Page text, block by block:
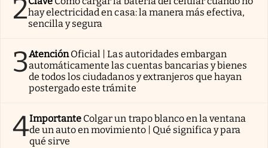
2hay electricidad en casa: la manera más efectiva,
sencilla y segura
3AtenciónOficial | Las autoridades embargan
automáticamente las cuentas bancarias y bienes
de todos los ciudadanos y extranjeros que hayan
postergado este trámite
4Importante Colgar un trapo blanco en la ventana
de un auto en movimiento | Qué significa y para
qué sirve